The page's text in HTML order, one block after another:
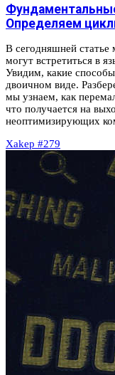
Определяем
В сегодняшней
могут встретиться в
Увидим, какие
двоичном виде.
мы узнаем, как
что получается на
неоптимизирующих
Xakep #279